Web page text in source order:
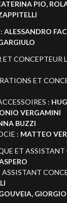
PIO,
: ALESSANDRO
CONCEPTEUR
ET
:
VERGAMINI
BUZZI
: MATTEO
ET